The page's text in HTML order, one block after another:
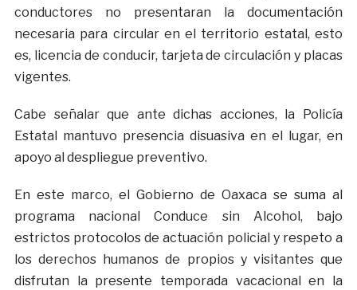
conductores no presentaran la documentación
necesaria para circular en el territorio estatal, esto
es, licencia de conducir, tarjeta de circulación y placas
vigentes.
Cabe señalar que ante dichas acciones, la Policía
Estatal mantuvo presencia disuasiva en el lugar, en
apoyo al despliegue preventivo.
En este marco, el Gobierno de Oaxaca se suma al
programa nacional Conduce sin Alcohol, bajo
estrictos protocolos de actuación policial y respeto a
los derechos humanos de propios y visitantes que
disfrutan la presente temporada vacacional en la